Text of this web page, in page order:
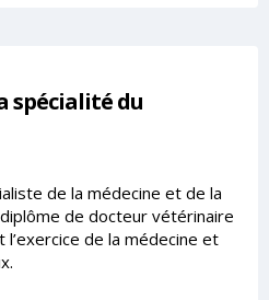
spécialité du
de la médecine et de la
de docteur vétérinaire
de la médecine et